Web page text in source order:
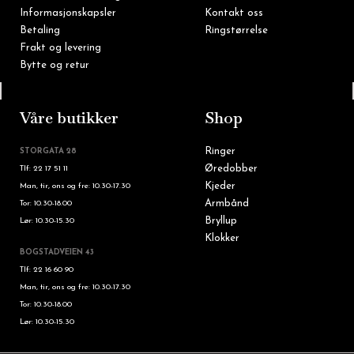
Informasjonskapsler
Betaling
Frakt og levering
Bytte og retur
Kontakt oss
Ringstørrelse
Våre butikker
STORGATA 28
Tlf: 22 17 51 11
Man, tir, ons og fre: 10.30-17.30
Tor: 10.30-18.00
Lør: 10.30-15.30
BOGSTADVEIEN 43
Tlf: 22 16 60 90
Man, tir, ons og fre: 10.30-17.30
Tor: 10.30-18.00
Lør: 10.30-15.30
Shop
Ringer
Øredobber
Kjeder
Armbånd
Bryllup
Klokker